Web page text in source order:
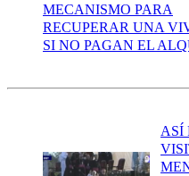
MECANISMO PARA
RECUPERAR UNA
SI NO PAGAN EL
ASÍ